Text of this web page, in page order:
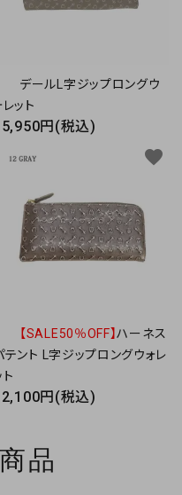
デールL字ジップロングウ
レット
円(税込)
【SALE50％OFF】ハーネス
テント L字ジップロングウォレ
ト
円(税込)
favorite
品